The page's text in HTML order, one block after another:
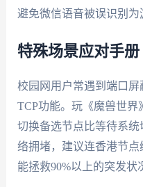
避免微信语音被误识别为
特殊场景应对手册
校园网用户常遇到端口屏
TCP功能。玩《魔兽世
切换备选节点比等待系
络拥堵，建议连香港节
能拯救90%以上的突发状